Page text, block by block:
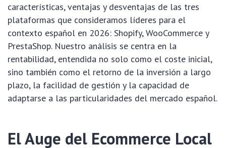
características, ventajas y desventajas de las tres
plataformas que consideramos líderes para el
contexto español en 2026: Shopify, WooCommerce y
PrestaShop. Nuestro análisis se centra en la
rentabilidad, entendida no solo como el coste inicial,
sino también como el retorno de la inversión a largo
plazo, la facilidad de gestión y la capacidad de
adaptarse a las particularidades del mercado español.
El Auge del Ecommerce Local